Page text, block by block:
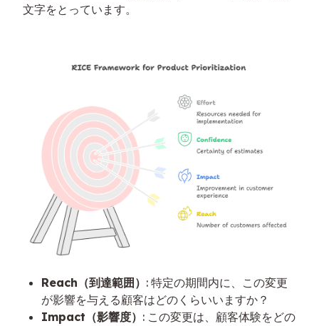
文字をとっています。
Reach（到達範囲） : 特定の期間内に、この変更
が影響を与える顧客はどのくらいいますか？
Impact（影響度） : この変更は、顧客体験をどの